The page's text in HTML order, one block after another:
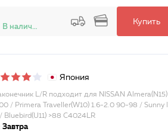
В наличии
Купить
Япония
L/R подходит для NISSAN Almera(N15)
/ Primera Traveller(W10) 1.6-2.0 90-98 / Sunny II
Bluebird(U11) >88 C4024LR
Завтра